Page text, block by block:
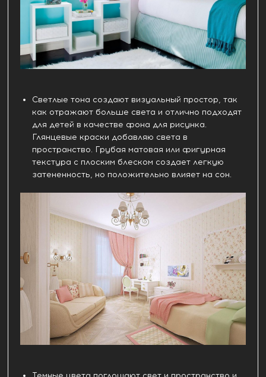
Светлые тона создают визуальный простор, так
как отражают больше света и отлично подходят
для детей в качестве фона для рисунка.
Глянцевые краски добавляю света в
пространство. Грубая матовая или фигурная
текстура с плоским блеском создает легкую
затененность, но положительно влияет на сон.